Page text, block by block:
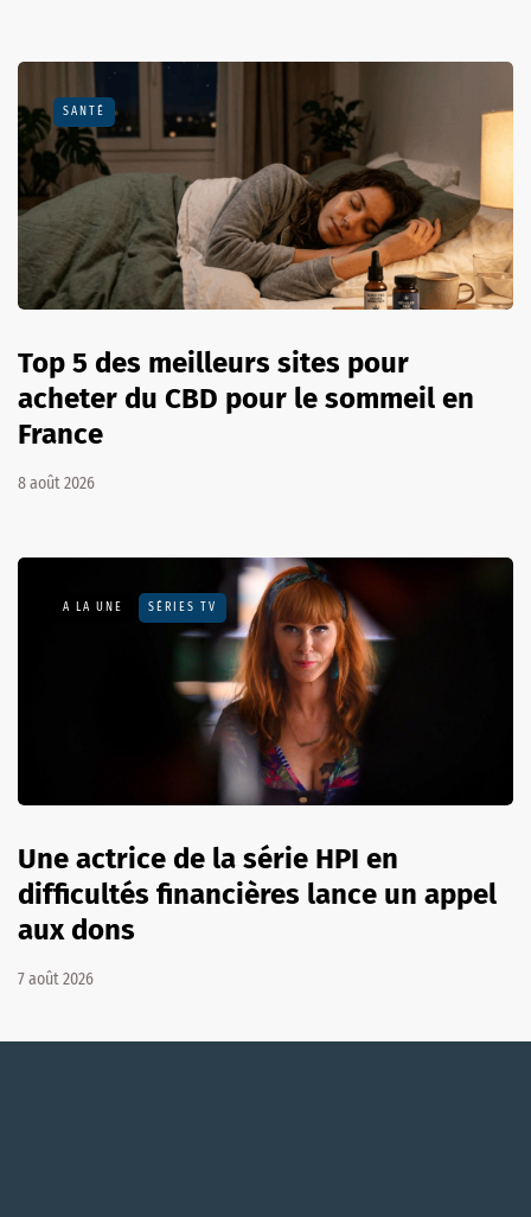
SANTÉ
Top 5 des meilleurs sites pour
acheter du CBD pour le sommeil en
France
8 août 2026
A LA UNE SÉRIES TV
Une actrice de la série HPI en
difficultés financières lance un appel
aux dons
7 août 2026